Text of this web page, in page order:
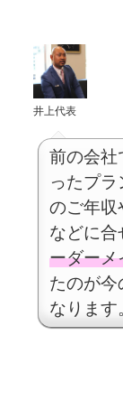
井上代表
前の会社
ったプ
のご年収
などに合
ーダーメ
たのが今
なります